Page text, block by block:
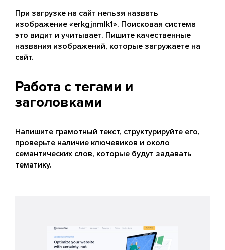
При загрузке на сайт нельзя назвать
изображение «erkgjnmlk1». Поисковая система
это видит и учитывает. Пишите качественные
названия изображений, которые загружаете на
сайт.
Работа с тегами и
заголовками
Напишите грамотный текст, структурируйте его,
проверьте наличие ключевиков и около
семантических слов, которые будут задавать
тематику.